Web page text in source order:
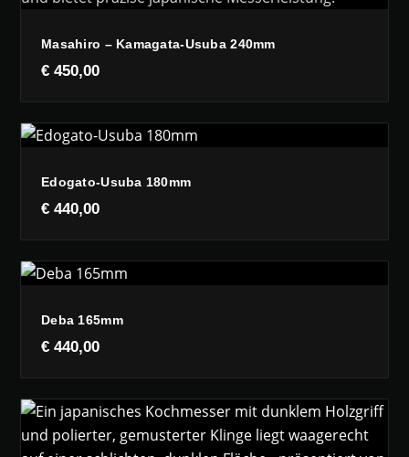
Masahiro – Kamagata-Usuba 240mm
€ 450,00
Edogato-Usuba 180mm
€ 440,00
Deba 165mm
€ 440,00